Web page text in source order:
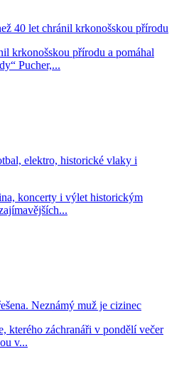
40 let chránil krkonošskou přírodu
krkonošskou přírodu a pomáhal
Pucher,...
elektro, historické vlaky i
koncerty i výlet historickým
Neznámý muž je cizinec
kterého záchranáři v pondělí večer
v...